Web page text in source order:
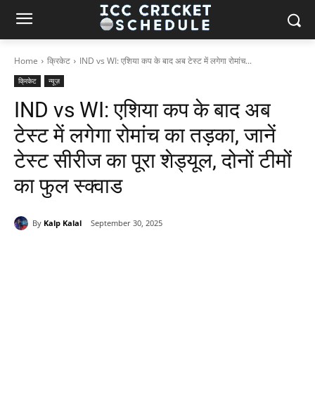
Home क्रिकेट IND vs WI: एशिया कप के बाद अब टेस्ट में लगेगा रोमांच...
क्रिकेट न्यूज़
IND vs WI: एशिया कप के बाद अब
टेस्ट में लगेगा रोमांच का तड़का, जानें
टेस्ट सीरीज का पूरा शेड्यूल, दोनों टीमों
का फुल स्क्वाड
By Kalp Kalal September 30, 2025